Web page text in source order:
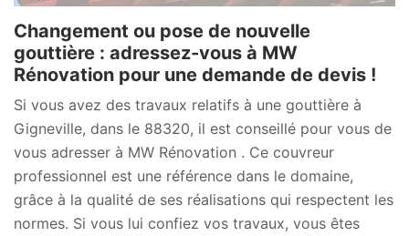
Changement ou pose de nouvelle
gouttière : adressez-vous à MW
Rénovation pour une demande de devis !
Si vous avez des travaux relatifs à une gouttière à
Gigneville, dans le 88320, il est conseillé pour vous de
vous adresser à MW Rénovation . Ce couvreur
professionnel est une référence dans le domaine,
grâce à la qualité de ses réalisations qui respectent les
normes. Si vous lui confiez vos travaux, vous êtes